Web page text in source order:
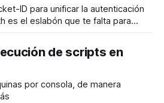
ID para unificar la autenticación
es el eslabón que te falta para
pelearte con configuraciones
de scripts en
por consola, de manera